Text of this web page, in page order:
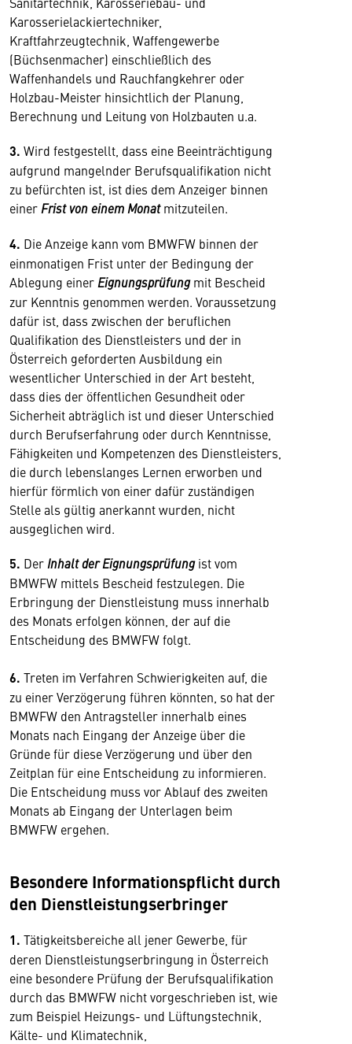
Karosserielackiertechniker,
Kraftfahrzeugtechnik, Waffengewerbe
(Büchsenmacher) einschließlich des
Waffenhandels und Rauchfangkehrer oder
Holzbau-Meister hinsichtlich der Planung,
Berechnung und Leitung von Holzbauten u.a.
3. Wird festgestellt, dass eine Beeinträchtigung
aufgrund mangelnder Berufsqualifikation nicht
zu befürchten ist, ist dies dem Anzeiger binnen
einer Frist von einem Monatmitzuteilen.
4. Die Anzeige kann vom BMWFW binnen der
einmonatigen Frist unter der Bedingung der
Ablegung einer Eignungsprüfungmit Bescheid
zur Kenntnis genommen werden. Voraussetzung
dafür ist, dass zwischen der beruflichen
Qualifikation des Dienstleisters und der in
Österreich geforderten Ausbildung ein
wesentlicher Unterschied in der Art besteht,
dass dies der öffentlichen Gesundheit oder
Sicherheit abträglich ist und dieser Unterschied
durch Berufserfahrung oder durch Kenntnisse,
Fähigkeiten und Kompetenzen des Dienstleisters,
die durch lebenslanges Lernen erworben und
hierfür förmlich von einer dafür zuständigen
Stelle als gültig anerkannt wurden, nicht
ausgeglichen wird.
5. Der Inhalt der Eignungsprüfungist vom
BMWFW mittels Bescheid festzulegen. Die
Erbringung der Dienstleistung muss innerhalb
des Monats erfolgen können, der auf die
Entscheidung des BMWFW folgt.
6. Treten im Verfahren Schwierigkeiten auf, die
zu einer Verzögerung führen könnten, so hat der
BMWFW den Antragsteller innerhalb eines
Monats nach Eingang der Anzeige über die
Gründe für diese Verzögerung und über den
Zeitplan für eine Entscheidung zu informieren.
Die Entscheidung muss vor Ablauf des zweiten
Monats ab Eingang der Unterlagen beim
BMWFW ergehen.
Besondere Informationspflicht durch
den Dienstleistungserbringer
1. Tätigkeitsbereiche all jener Gewerbe, für
deren Dienstleistungserbringung in Österreich
eine besondere Prüfung der Berufsqualifikation
durch das BMWFW nicht vorgeschrieben ist, wie
zum Beispiel Heizungs- und Lüftungstechnik,
Kälte- und Klimatechnik,